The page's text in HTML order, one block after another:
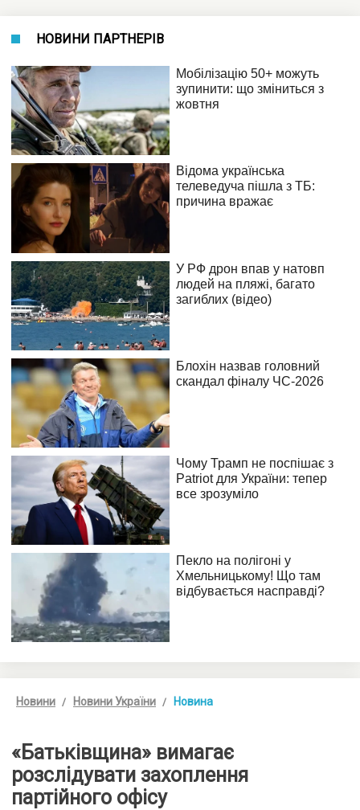
НОВИНИ ПАРТНЕРІВ
Новини Новини України Новина
«Батьківщина» вимагає
розслідувати захоплення
партійного офісу